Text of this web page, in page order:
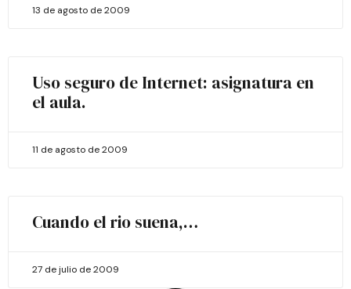
13 de agosto de 2009
Uso seguro de Internet: asignatura en
el aula.
11 de agosto de 2009
Cuando el rio suena,…
27 de julio de 2009